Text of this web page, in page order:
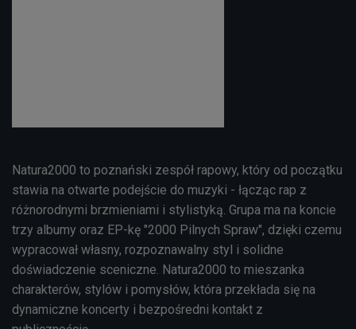
Natura2000 to poznański zespół rapowy, który od początku
stawia na otwarte podejście do muzyki - łącząc rap z
różnorodnymi brzmieniami i stylistyką. Grupa ma na koncie
trzy albumy oraz EP-kę "2000 Pilnych Spraw", dzięki czemu
wypracował własny, rozpoznawalny styl i solidne
doświadczenie sceniczne. Natura2000 to mieszanka
charakterów, stylów i pomysłów, która przekłada się na
dynamiczne koncerty i bezpośredni kontakt z